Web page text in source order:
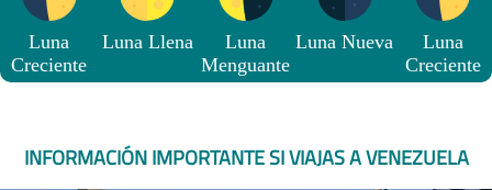
Luna
Creciente
Luna Llena
Luna
Menguante
Luna Nueva
Luna
Creciente
INFORMACIÓN IMPORTANTE SI VIAJAS A VENEZUELA